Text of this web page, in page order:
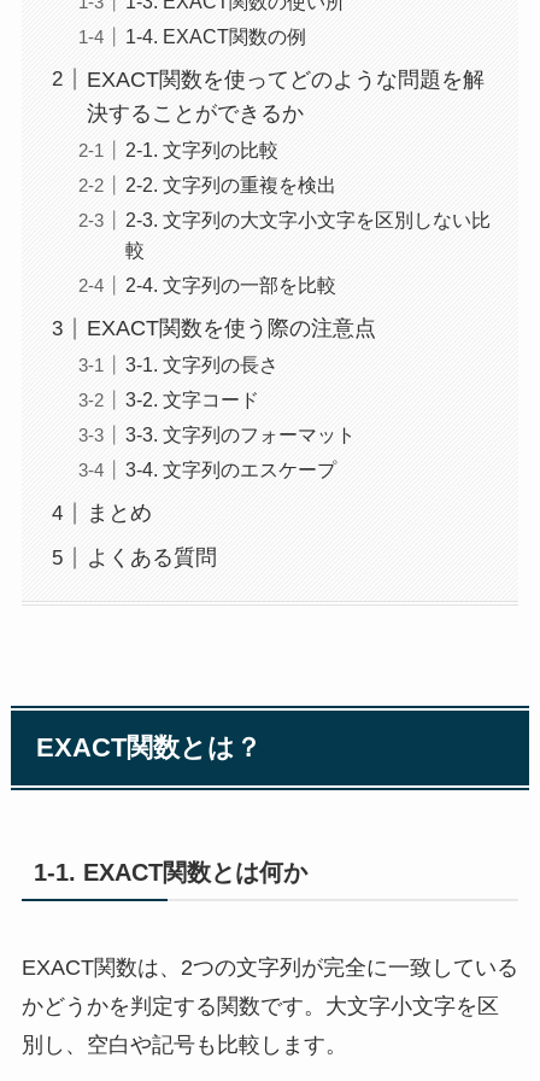
1-4. EXACT関数の例
EXACT関数を使ってどのような問題を解
決することができるか
2-1. 文字列の比較
2-2. 文字列の重複を検出
2-3. 文字列の大文字小文字を区別しない比
較
2-4. 文字列の一部を比較
EXACT関数を使う際の注意点
3-1. 文字列の長さ
3-2. 文字コード
3-3. 文字列のフォーマット
3-4. 文字列のエスケープ
まとめ
よくある質問
EXACT関数とは？
1-1. EXACT関数とは何か
EXACT関数は、2つの文字列が完全に一致している
かどうかを判定する関数です。大文字小文字を区
別し、空白や記号も比較します。